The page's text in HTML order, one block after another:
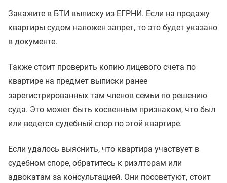
Закажите в БТИ выписку из ЕГРНИ. Если на продажу
квартиры судом наложен запрет, то это будет указано
в документе.
Также стоит проверить копию лицевого счета по
квартире на предмет выписки ранее
зарегистрированных там членов семьи по решению
суда. Это может быть косвенным признаком, что был
или ведется судебный спор по этой квартире.
Если удалось выяснить, что квартира участвует в
судебном споре, обратитесь к риэлторам или
адвокатам за консультацией. Они посоветуют, стоит